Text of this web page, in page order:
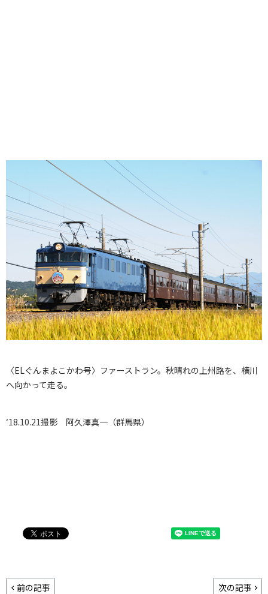
〈ELぐんまよこかわ号〉ファーストラン。秋晴れの上州路を、横川
へ向かって走る。
‘18.10.21撮影 阿久澤真一（群馬県）
前の記事 次の記事